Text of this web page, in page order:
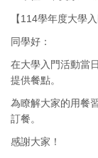
【114學年度大學
同學好：
在大學入門活動當
提供餐點。
為瞭解大家的用餐
訂餐。
感謝大家！